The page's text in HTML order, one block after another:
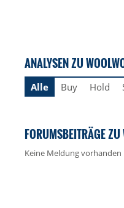
ANALYSEN ZU
Alle Buy Hold
FORUMSBEITRÄGE ZU
Keine Meldung vorhanden